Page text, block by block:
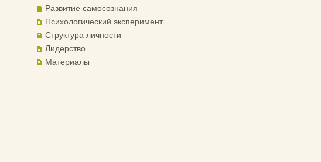
Развитие самосознания
Психологический эксперимент
Структура личности
Лидерство
Материалы